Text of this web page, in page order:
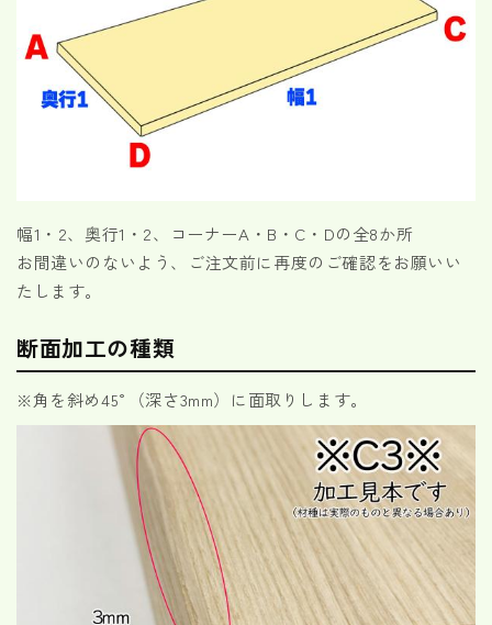
幅1・2、奥行1・2、コーナーA・B・C・Dの全8か所
お間違いのないよう、ご注文前に再度のご確認をお願いい
たします。
断面加工の種類
※角を斜め45°（深さ3mm）に面取りします。